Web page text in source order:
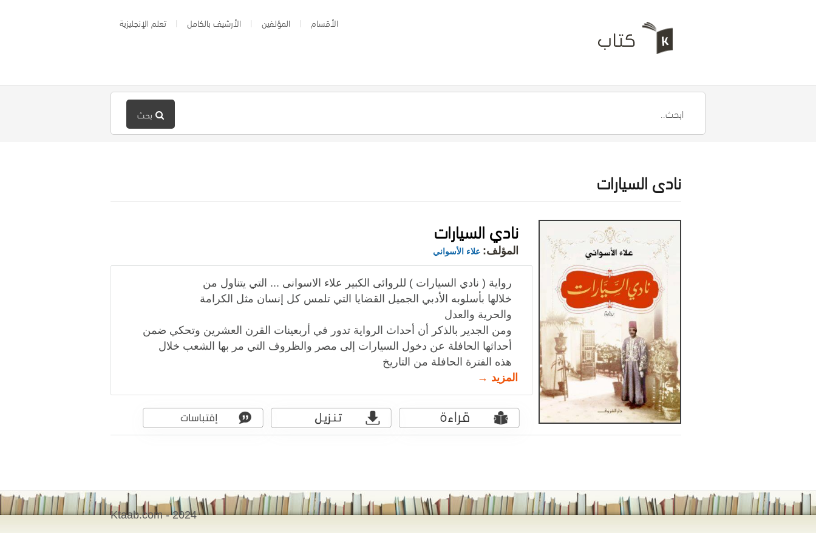
الأقسام المؤلفين الأرشيف بالكامل تعلم الإنجليزية
بحث
نادى السيارات
نادي السيارات
المؤلف: علاء الأسواني
رواية ( نادي السيارات ) للروائى الكبير علاء الاسوانى ... التي يتناول من
خلالها بأسلوبه الأدبي الجميل القضايا التي تلمس كل إنسان مثل الكرامة
والحرية والعدل
ومن الجدير بالذكر أن أحداث الرواية تدور في أربعينات القرن العشرين وتحكي ضمن
أحداثها الحافلة عن دخول السيارات إلى مصر والظروف التي مر بها الشعب خلال
هذه الفترة الحافلة من التاريخ
المزيد →
Ktaab.com - 2024